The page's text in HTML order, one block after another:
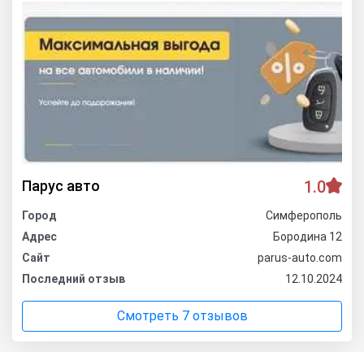
Парус авто 1.0
Город
Симферополь
Адрес
Бородина 12
Сайт
parus-auto.com
Последний отзыв
12.10.2024
Смотреть 7 отзывов